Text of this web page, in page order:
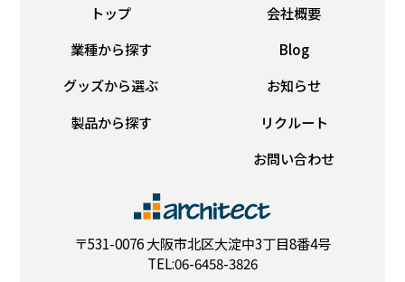
〒531-0076 大阪市北区大淀中3丁目8番4号
TEL:06-6458-3826
トップ
業種から探す
グッズから選ぶ
製品から探す
会社概要
Blog
お知らせ
リクルート
お問い合わせ